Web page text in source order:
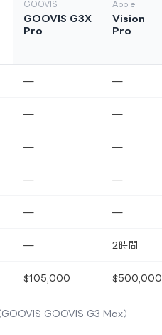
GOOVIS
GOOVIS G3X
Pro
Apple
Vision
Pro
— —
— —
— —
— —
— —
— 2時間
$105,000 $500,000
GOOVIS GOOVIS G3 Max）